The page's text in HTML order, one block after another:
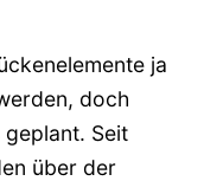
ja
doch
Seit
über der